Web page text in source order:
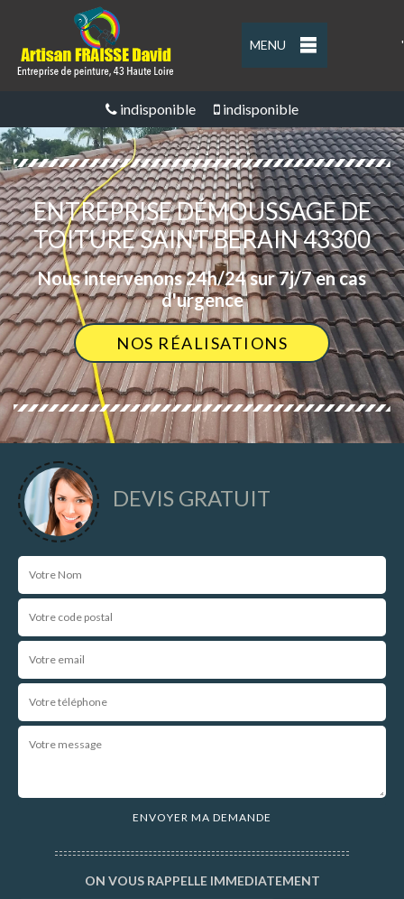
MENU '
indisponible indisponible
ENTREPRISE DÉMOUSSAGE DE
TOITURE SAINT BERAIN 43300
Nous intervenons 24h/24 sur 7j/7 en cas
d'urgence
NOS RÉALISATIONS
DEVIS GRATUIT
ON VOUS RAPPELLE IMMEDIATEMENT